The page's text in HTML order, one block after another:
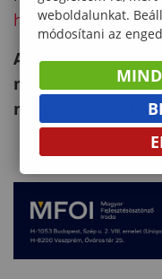
https://forms.gle/
A kérdőívet
megküldésre az
meghívó a
weboldalunkat.
módosítani az